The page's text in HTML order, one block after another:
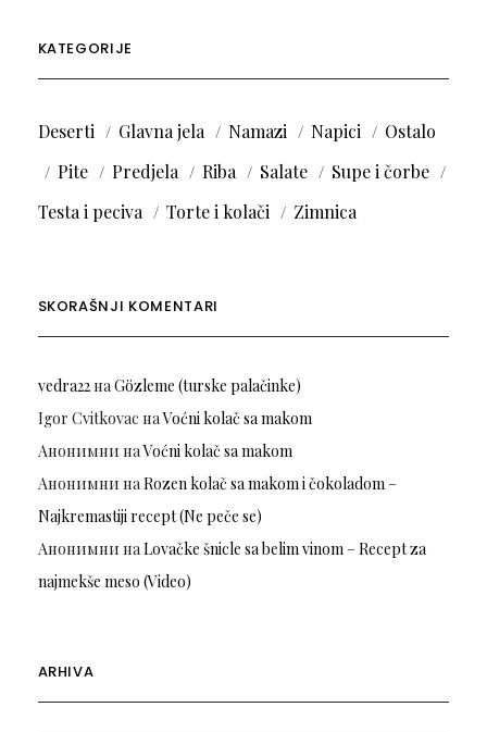
KATEGORIJE
Deserti Glavna jela Namazi Napici
Ostalo
Pite
Predjela Riba Salate
Supe i čorbe
Testa i peciva
Torte i kolači Zimnica
SKORAŠNJI KOMENTARI
vedra22наGözleme (turske palačinke)
Igor Cvitkovac наVoćni kolač sa makom
Анонимни наVoćni kolač sa makom
Анонимни наRozen kolač sa makom i čokoladom –
Najkremastiji recept (Ne peče se)
Анонимни наLovačke šnicle sa belim vinom – Recept za
najmekše meso (Video)
ARHIVA